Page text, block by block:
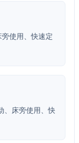
使用、快速定
、床旁使用、快